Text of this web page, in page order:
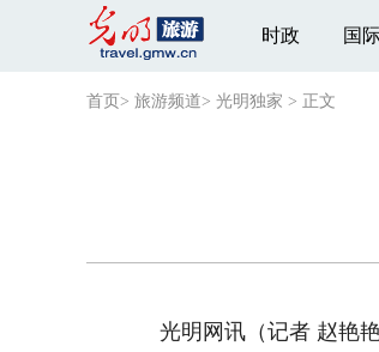
时政 国
首页 > 旅游频道> 光明独家 > 正文
光明网讯（记者 赵艳艳